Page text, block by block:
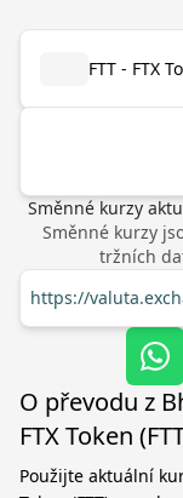
FTT - FTX
Směnné kurzy
Směnné kurzy
tržních
https://
O převodu z
FTX Token
Použijte aktuální